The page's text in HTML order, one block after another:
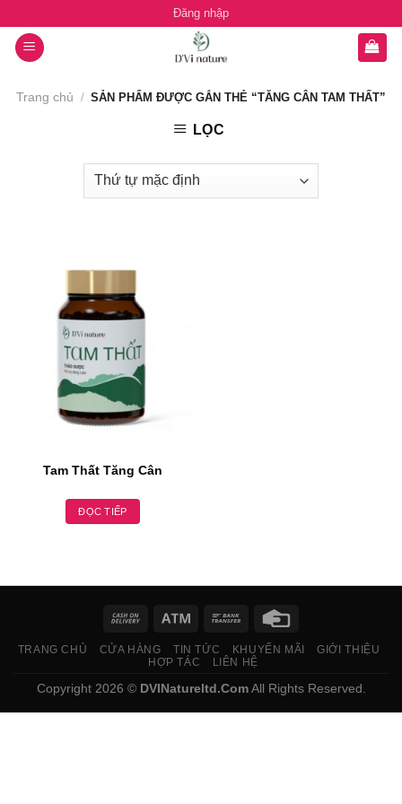
đến
nội
Đăng nhập
Trang chủ / SẢN PHẨM ĐƯỢC GẮN THẺ “TĂNG CÂN TAM THẤT”
LỌC
Tam Thất Tăng Cân
ĐỌC TIẾP
TRANG CHỦ CỬA HÀNG TIN TỨC KHUYẾN MÃI
GIỚI THIỆU
HỢP TÁC
LIÊN HỆ
Copyright 2026 © DVINatureltd.ComAll Rights Reserved.